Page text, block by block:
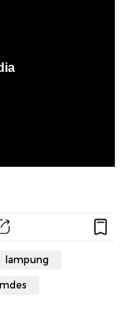
lampung